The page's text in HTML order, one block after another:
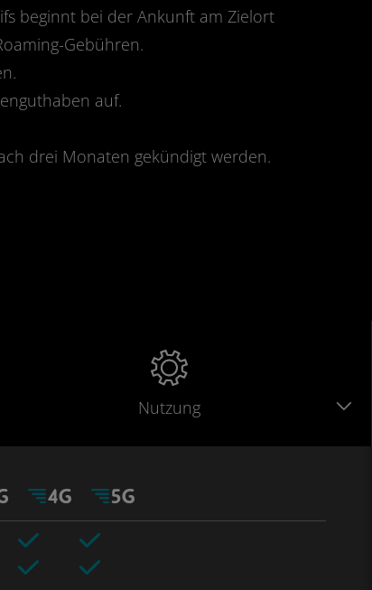
beginnt bei der Ankunft am Zielort
Gebühren.
auf.
drei Monaten gekündigt werden.
Nutzung